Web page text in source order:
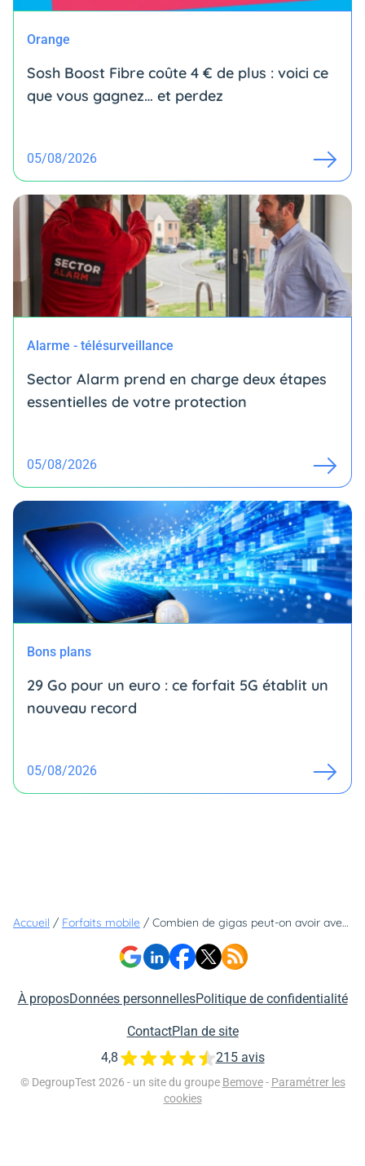
Orange
Sosh Boost Fibre coûte 4 € de plus : voici ce
que vous gagnez… et perdez
05/08/2026
Alarme - télésurveillance
Sector Alarm prend en charge deux étapes
essentielles de votre protection
05/08/2026
Bons plans
29 Go pour un euro : ce forfait 5G établit un
nouveau record
05/08/2026
Accueil / Forfaits mobile / Combien de gigas peut-on avoir avec un forfait mobile à moins de 5 euros ?
À proposDonnées personnellesPolitique de confidentialité
ContactPlan de site
© DegroupTest 2026 - un site du groupe Bemove - Paramétrer les
cookies
4,8 215 avis